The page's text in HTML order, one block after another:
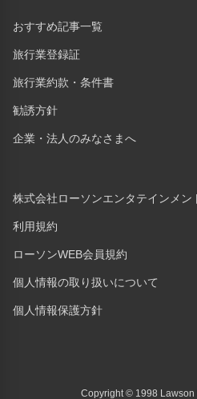
おすすめ記事一覧
旅行業登録証
旅行業約款・条件書
勧誘方針
企業・法人のみなさまへ
株式会社ローソンエンタテインメン
利用規約
ローソンWEB会員規約
個人情報の取り扱いについて
個人情報保護方針
Copyright © 1998 Lawson